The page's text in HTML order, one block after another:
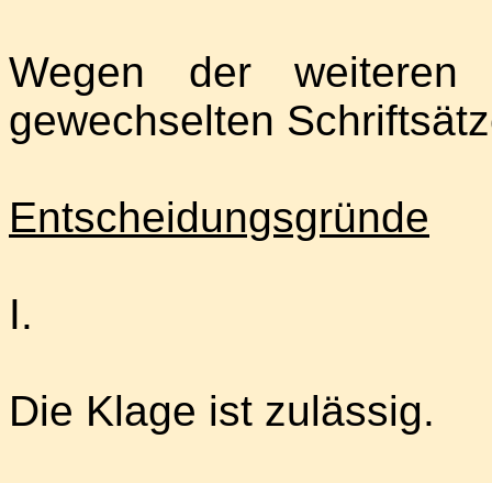
Wegen der
gewechselten
Entscheidungsgründe
I.
Die Klage ist zulässig.